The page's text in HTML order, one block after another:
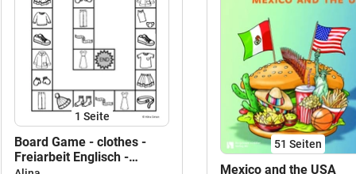
1 Seite
Board Game - clothes -
Freiarbeit Englisch -
51 Seiten
Mexico and the USA